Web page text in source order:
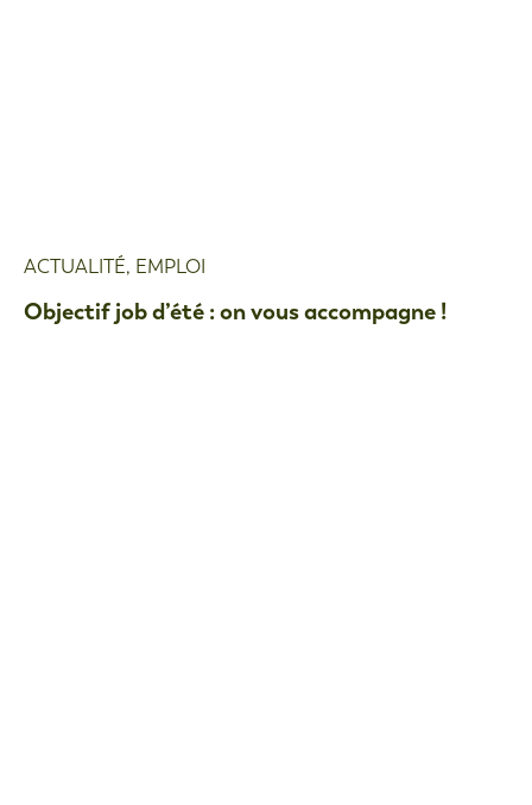
ACTUALITÉ, EMPLOI
Objectif job d’été : on vous accompagne !